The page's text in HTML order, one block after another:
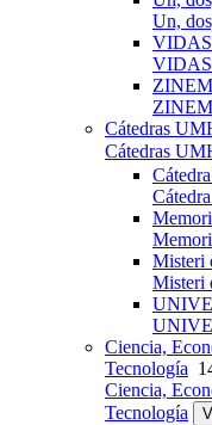
Un,
Cátedras
Cátedras
Misteri
Misteri
Ciencia,
Tecnología
Ciencia,
Tecnología